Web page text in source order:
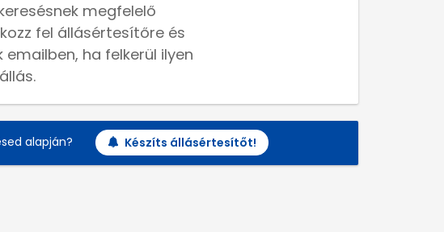
megfelelő
fel állásértesítőre és
ha felkerül ilyen
állás.
alapján? Készíts állásértesítőt!